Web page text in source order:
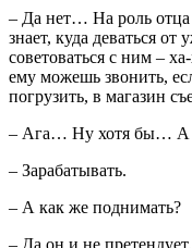
– Да нет… На роль
знает, куда деваться
советоваться с ним –
ему можешь звонить,
погрузить, в магазин
– Ага… Ну хотя бы… А
– Зарабатывать.
– А как же поднимать?